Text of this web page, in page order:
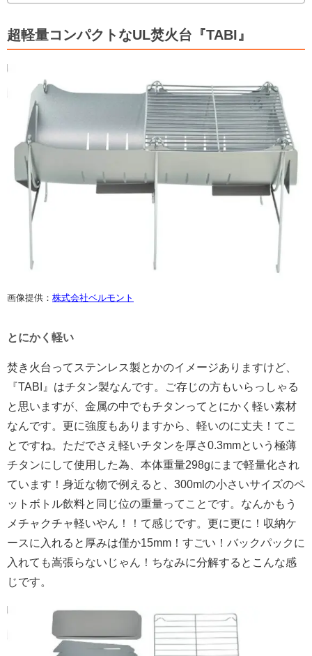
超軽量コンパクトなUL焚火台『TABI』
画像提供： 株式会社ベルモント
とにかく軽い
焚き火台ってステンレス製とかのイメージありますけど、
『TABI』はチタン製なんです。ご存じの方もいらっしゃる
と思いますが、金属の中でもチタンってとにかく軽い素材
なんです。更に強度もありますから、軽いのに丈夫！てこ
とですね。ただでさえ軽いチタンを厚さ0.3mmという極薄
チタンにして使用した為、本体重量298gにまで軽量化され
ています！身近な物で例えると、300mlの小さいサイズのペ
ットボトル飲料と同じ位の重量ってことです。なんかもう
メチャクチャ軽いやん！！て感じです。更に更に！収納ケ
ースに入れると厚みは僅か15mm！すごい！バックパックに
入れても嵩張らないじゃん！ちなみに分解するとこんな感
じです。